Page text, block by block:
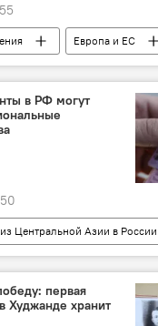
Европа и ЕС
в РФ могут
Центральной Азии в России
Россия
Таджикистан
первая
Худжанде хранит